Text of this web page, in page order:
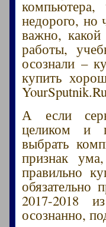
недорого, но
важно,
работы,
осознали –
купить
А если
целиком и
выбрать
признак
правильно
2017-2018
осознанно,